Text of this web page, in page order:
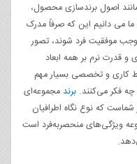
اصول برندسازی محصول،
می دانیم این که صرفاً مدرک
موفقیت فرد شوند، تصور
و قدرت نرم بر همه ابعاد
کاری و تخصصی بسیار مهم
چه فکر می‌کنند. برند مجموعه‌ای
که نوع نگاه اطرافیان
ویژگی‌های منحصربه‌فرد است